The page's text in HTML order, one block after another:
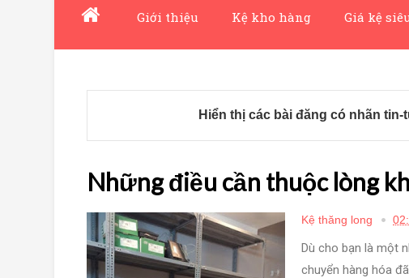
Giới thiệu Kệ kho hàng Giá kệ
Hiển thị các bài đăng có nhãn tin-
Những điều cần thuộc lòng
Kệ thăng long
Dù cho bạn là một
chuyển hàng hóa